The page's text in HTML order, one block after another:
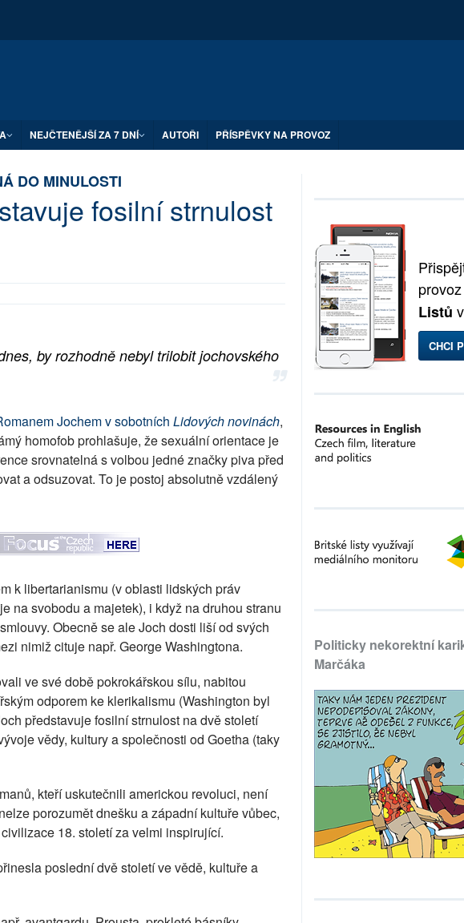
NEJČTENĚJŠÍ ZA 7 DNÍ AUTOŘI PŘÍSPĚVKY NA PROVOZ
DO MINULOSTI
fosilní strnulost
by rozhodně nebyl trilobit jochovského
Jochem v sobotních Lidových novinách,
homofob prohlašuje, že sexuální orientace je
srovnatelná s volbou jedné značky piva před
a odsuzovat. To je postoj absolutně vzdálený
k libertarianismu (v oblasti lidských práv
na svobodu a majetek), i když na druhou stranu
Obecně se ale Joch dosti liší od svých
nimiž cituje např. George Washingtona.
ve své době pokrokářskou sílu, nabitou
odporem ke klerikalismu (Washington byl
představuje fosilní strnulost na dvě století
vědy, kultury a společnosti od Goetha (taky
kteří uskutečnili americkou revoluci, není
porozumět dnešku a západní kultuře vůbec,
18. století za velmi inspirující.
poslední dvě století ve vědě, kultuře a
provoz
Listů
CHCI
Politicky nekorektní
Marčáka